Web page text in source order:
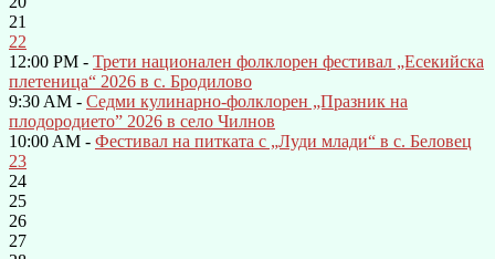
21
22
12:00 PM - Трети национален фолклорен фестивал „Есекийска
плетеница“ 2026 в с. Бродилово
9:30 AM - Седми кулинарно-фолклорен „Празник на
плодородието” 2026 в село Чилнов
10:00 AM - Фестивал на питката с „Луди млади“ в с. Беловец
23
24
25
26
27